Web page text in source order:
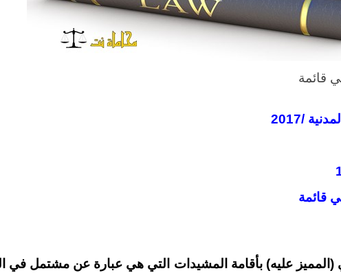
قائمة
قائمة
(المميز عليه) بأقامة المشيدات التي هي عبارة عن مشتمل في